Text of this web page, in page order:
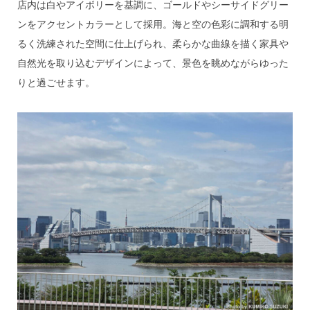
店内は白やアイボリーを基調に、ゴールドやシーサイドグリー
ンをアクセントカラーとして採用。海と空の色彩に調和する明
るく洗練された空間に仕上げられ、柔らかな曲線を描く家具や
自然光を取り込むデザインによって、景色を眺めながらゆった
りと過ごせます。